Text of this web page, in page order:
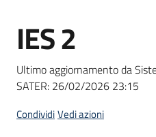
e
strumenti
di
acquisto
Salta al contenuto
IES 2
Ultimo aggiornamento da
SATER: 26/02/2026 23:15
CondividiVedi azioni